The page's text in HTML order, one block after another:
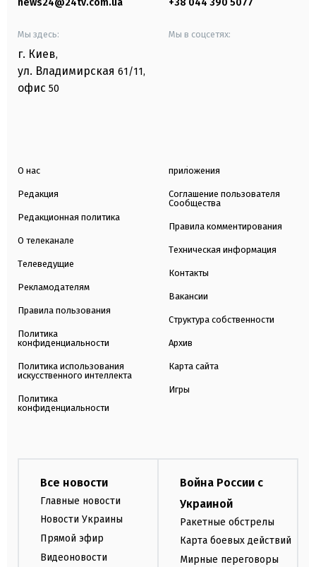
Мы здесь:
г. Киев,
ул. Владимирская 61/11,
офис 50
Мы в соцсетях:
О нас
Редакция
Редакционная политика
О телеканале
Телеведущие
Рекламодателям
Правила пользования
Политика
конфиденциальности
Политика использования
искусственного интеллекта
Политика
конфиденциальности
приложения
Соглашение пользователя
Сообщества
Правила комментирования
Техническая информация
Контакты
Вакансии
Структура собственности
Архив
Карта сайта
Игры
Все новости
Главные новости
Новости Украины
Прямой эфир
Видеоновости
Война России с
Украиной
Ракетные обстрелы
Карта боевых действий
Мирные переговоры